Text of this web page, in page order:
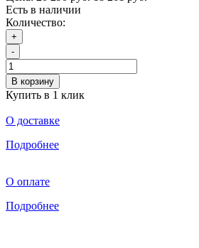
Есть в наличии
Количество:
+
-
В корзину
Купить в 1 клик
О доставке
Подробнее
О оплате
Подробнее